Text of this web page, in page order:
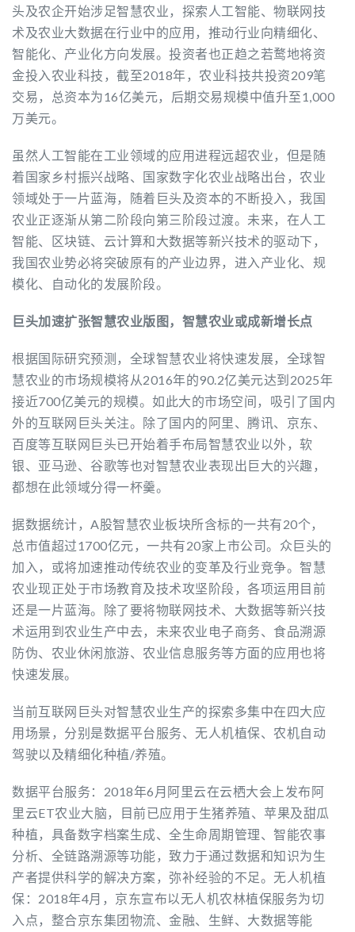
头及农企开始涉足智慧农业，探索人工智能、物联网技
术及农业大数据在行业中的应用，推动行业向精细化、
智能化、产业化方向发展。投资者也正趋之若鹜地将资
金投入农业科技，截至2018年，农业科技共投资209笔
交易，总资本为16亿美元，后期交易规模中值升至1,000
万美元。
虽然人工智能在工业领域的应用进程远超农业，但是随
着国家乡村振兴战略、国家数字化农业战略出台，农业
领域处于一片蓝海，随着巨头及资本的不断投入，我国
农业正逐渐从第二阶段向第三阶段过渡。未来，在人工
智能、区块链、云计算和大数据等新兴技术的驱动下，
我国农业势必将突破原有的产业边界，进入产业化、规
模化、自动化的发展阶段。
巨头加速扩张智慧农业版图，智慧农业或成新增长点
根据国际研究预测，全球智慧农业将快速发展，全球智
慧农业的市场规模将从2016年的90.2亿美元达到2025年
接近700亿美元的规模。如此大的市场空间，吸引了国内
外的互联网巨头关注。除了国内的阿里、腾讯、京东、
百度等互联网巨头已开始着手布局智慧农业以外，软
银、亚马逊、谷歌等也对智慧农业表现出巨大的兴趣，
都想在此领域分得一杯羹。
据数据统计，A股智慧农业板块所含标的一共有20个，
总市值超过1700亿元，一共有20家上市公司。众巨头的
加入，或将加速推动传统农业的变革及行业竞争。智慧
农业现正处于市场教育及技术攻坚阶段，各项运用目前
还是一片蓝海。除了要将物联网技术、大数据等新兴技
术运用到农业生产中去，未来农业电子商务、食品溯源
防伪、农业休闲旅游、农业信息服务等方面的应用也将
快速发展。
当前互联网巨头对智慧农业生产的探索多集中在四大应
用场景，分别是数据平台服务、无人机植保、农机自动
驾驶以及精细化种植/养殖。
数据平台服务：2018年6月阿里云在云栖大会上发布阿
里云ET农业大脑，目前已应用于生猪养殖、苹果及甜瓜
种植，具备数字档案生成、全生命周期管理、智能农事
分析、全链路溯源等功能，致力于通过数据和知识为生
产者提供科学的解决方案，弥补经验的不足。无人机植
保：2018年4月，京东宣布以无人机农林植保服务为切
入点，整合京东集团物流、金融、生鲜、大数据等能